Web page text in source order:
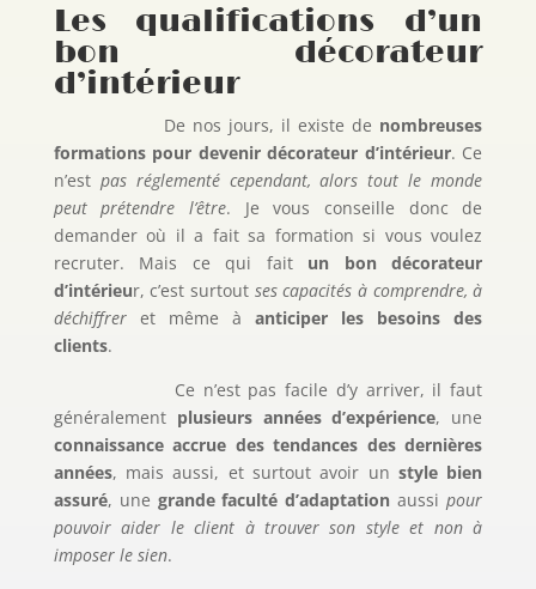
Les qualifications d’un
bon décorateur
d’intérieur
De nos jours, il existe de nombreuses
formations pour devenir décorateur d’intérieur. Ce
n’est pas réglementé cependant, alors tout le monde
peut prétendre l’être. Je vous conseille donc de
demander où il a fait sa formation si vous voulez
recruter. Mais ce qui fait un bon décorateur
d’intérieur, c’est surtout ses capacités à comprendre, à
déchiffreret même àanticiper les besoins des
clients.
Ce n’est pas facile d’y arriver, il faut
généralement plusieurs années d’expérience, une
connaissance accrue des tendances des dernières
années, mais aussi, et surtout avoir un style bien
assuré, une grande faculté d’adaptation aussipour
pouvoir aider le client à trouver son style et non à
imposer le sien.